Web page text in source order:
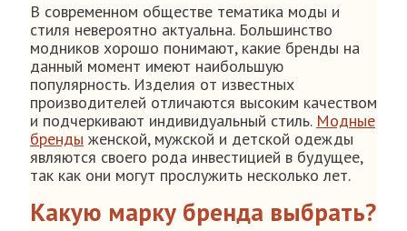
В современном обществе тематика моды и
стиля невероятно актуальна. Большинство
модников хорошо понимают, какие бренды на
данный момент имеют наибольшую
популярность. Изделия от известных
производителей отличаются высоким качеством
и подчеркивают индивидуальный стиль. Модные
бренды женской, мужской и детской одежды
являются своего рода инвестицией в будущее,
так как они могут прослужить несколько лет.
Какую марку бренда выбрать?